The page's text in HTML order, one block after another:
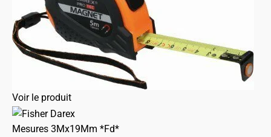
Voir le produit
Mesures 3Mx19Mm *Fd*